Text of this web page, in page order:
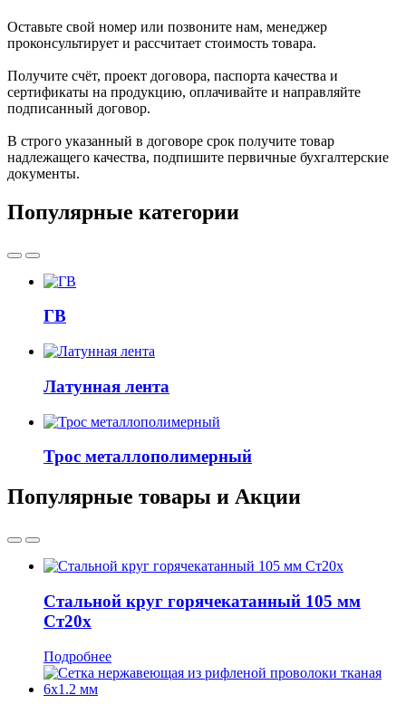
Оставьте свой номер или позвоните нам, менеджер
проконсультирует и рассчитает стоимость товара.
Получите счёт, проект договора, паспорта качества и
сертификаты на продукцию, оплачивайте и направляйте
подписанный договор.
В строго указанный в договоре срок получите товар
надлежащего качества, подпишите первичные бухгалтерские
документы.
Популярные категории
ГВ
Латунная лента
Трос металлополимерный
Популярные товары и Акции
Стальной круг горячекатанный 105 мм
Ст20х
Подробнее